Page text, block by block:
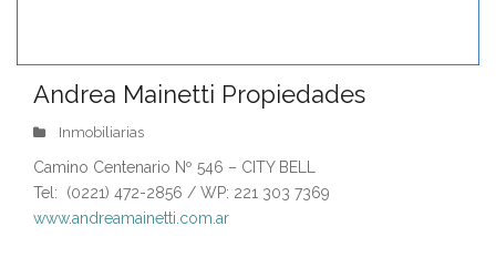
Andrea Mainetti Propiedades
Inmobiliarias
Camino Centenario Nº 546 – CITY BELL
Tel: (0221) 472-2856 / WP: 221 303 7369
www.andreamainetti.com.ar